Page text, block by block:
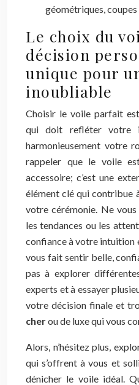
géométriques,
Le choix du
décision
unique pour
inoubliable
Choisir le voile parfait
qui doit refléter votre
harmonieusement votre
rappeler que le voile
accessoire; c’est une
élément clé qui contribue
votre cérémonie. Ne
les tendances ou les
confiance à votre intuition
vous fait sentir belle,
pas à explorer
experts et à essayer
votre décision finale et
cherou de luxe qui vous
Alors, n’hésitez plus,
qui s’offrent à vous et
dénicher le voile idéal.